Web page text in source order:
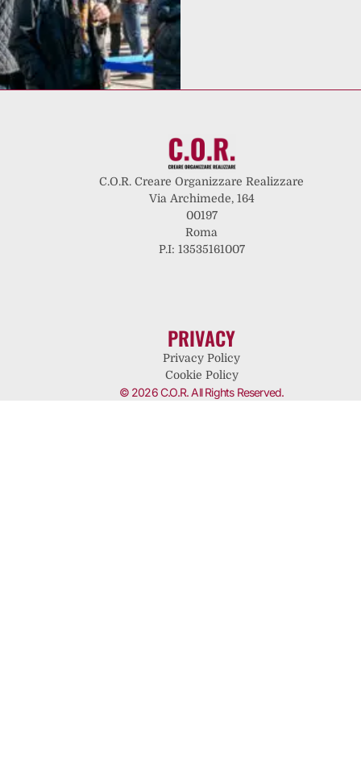
C.O.R. Creare Organizzare Realizzare
Via Archimede, 164
00197
Roma
P.I: 13535161007
PRIVACY
Privacy Policy
Cookie Policy
© 2026 C.O.R. All Rights Reserved.